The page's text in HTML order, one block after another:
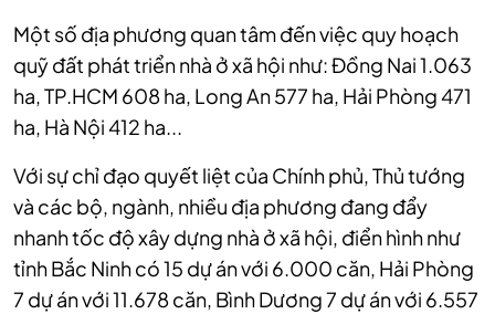
Một số địa phương quan tâm đến việc quy hoạch
quỹ đất phát triển nhà ở xã hội như: Đồng Nai 1.063
ha, TP.HCM 608 ha, Long An 577 ha, Hải Phòng 471
ha, Hà Nội 412 ha...
Với sự chỉ đạo quyết liệt của Chính phủ, Thủ tướng
và các bộ, ngành, nhiều địa phương đang đẩy
nhanh tốc độ xây dựng nhà ở xã hội, điển hình như
tỉnh Bắc Ninh có 15 dự án với 6.000 căn, Hải Phòng
7 dự án với 11.678 căn, Bình Dương 7 dự án với 6.557